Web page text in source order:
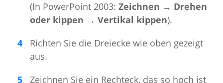
(In PowerPoint 2003: Zeichnen → Drehen
oder kippen → Vertikal kippen).
Richten Sie die Dreiecke wie oben gezeigt
aus.
Zeichnen Sie ein Rechteck, das so hoch ist